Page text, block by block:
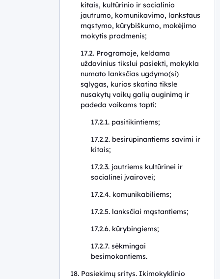
kitais, kultūrinio ir socialinio
jautrumo, komunikavimo, lankstaus
mąstymo, kūrybiškumo, mokėjimo
mokytis pradmenis;
17.2. Programoje, keldama
uždavinius tikslui pasiekti, mokykla
numato lanksčias ugdymo(si)
sąlygas, kurios skatina tiksle
nusakytų vaikų galių auginimą ir
padeda vaikams tapti:
17.2.1. pasitikintiems;
17.2.2. besirūpinantiems savimi ir
kitais;
17.2.3. jautriems kultūrinei ir
socialinei įvairovei;
17.2.4. komunikabiliems;
17.2.5. lanksčiai mąstantiems;
17.2.6. kūrybingiems;
17.2.7. sėkmingai
besimokantiems.
18. Pasiekimų sritys. Ikimokyklinio